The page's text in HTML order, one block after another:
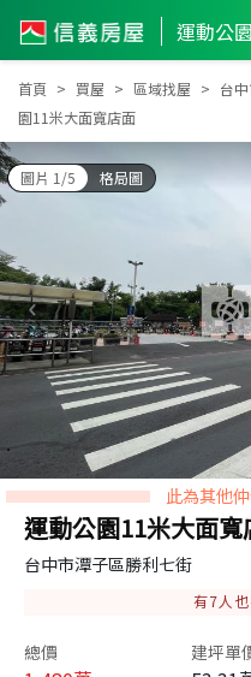
首頁 買屋 區域找屋 台
園11米大面寬店面
圖片 1/5 格局圖
此為其他
運動公園11米大面寬
台中市潭子區勝利七街
有7人
總價 建坪單